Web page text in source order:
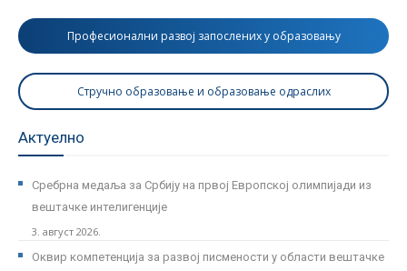
Професионални развој запослених у образовању
Стручно образовање и образовање одраслих
Актуелно
Сребрна медаља за Србију на првој Европској олимпијади из
вештачке интелигенције
3. август 2026.
Оквир компетенција за развој писмености у области вештачке